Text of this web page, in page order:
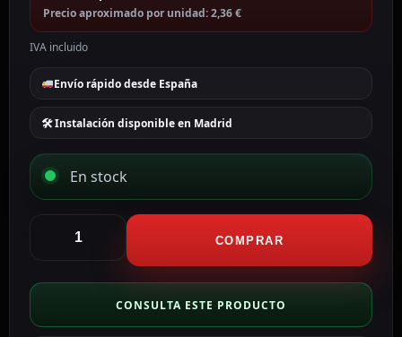
Precio aproximado por unidad: 2,36 €
IVA incluido
Envío rápido desde España
🛠 Instalación disponible en Madrid
En stock
magnético
Especial
COMPRAR
CONSULTA ESTE PRODUCTO